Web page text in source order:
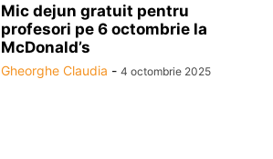
Mic dejun gratuit pentru
profesori pe 6 octombrie la
McDonald’s
Gheorghe Claudia - 4 octombrie 2025